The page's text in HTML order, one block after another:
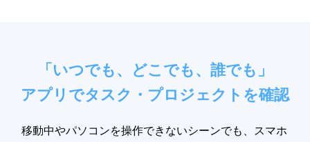
「いつでも、どこでも、誰でも」
アプリでタスク・プロジェクトを確認
移動中やパソコンを操作できないシーンでも、スマホ